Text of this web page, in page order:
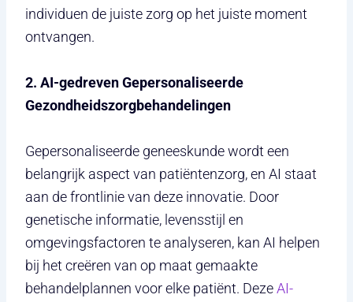
individuen de juiste zorg op het juiste moment
ontvangen.
2. AI-gedreven Gepersonaliseerde
Gezondheidszorgbehandelingen
Gepersonaliseerde geneeskunde wordt een
belangrijk aspect van patiëntenzorg, en AI staat
aan de frontlinie van deze innovatie. Door
genetische informatie, levensstijl en
omgevingsfactoren te analyseren, kan AI helpen
bij het creëren van op maat gemaakte
behandelplannen voor elke patiënt. DezeAI-